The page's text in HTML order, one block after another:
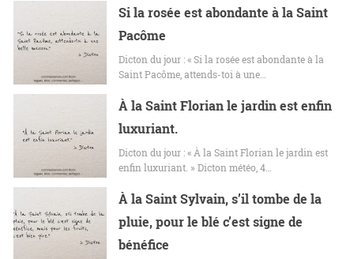
Si la rosée est abondante à la Saint
Pacôme
Dicton du jour : « Si la rosée est abondante à la
Saint Pacôme, attends-toi à une…
À la Saint Florian le jardin est enfin
luxuriant.
Dicton du jour : « À la Saint Florian le jardin est
enfin luxuriant. » Dicton météo, 4…
À la Saint Sylvain, s’il tombe de la
pluie, pour le blé c’est signe de
bénéfice